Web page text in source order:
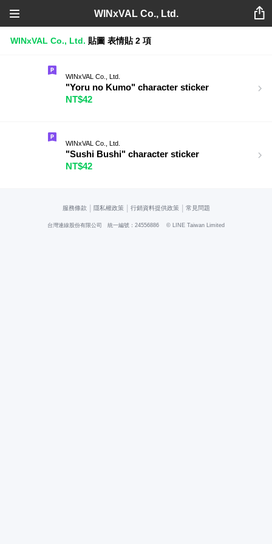
WINxVAL Co., Ltd.
WINxVAL Co., Ltd. 貼圖 表情貼 2 項
WINxVAL Co., Ltd.
"Yoru no Kumo" character sticker
NT$42
WINxVAL Co., Ltd.
"Sushi Bushi" character sticker
NT$42
服務條款 隱私權政策 行銷資料提供政策 常見問題
台灣連線股份有限公司 統一編號：24556886 © LINE Taiwan Limited